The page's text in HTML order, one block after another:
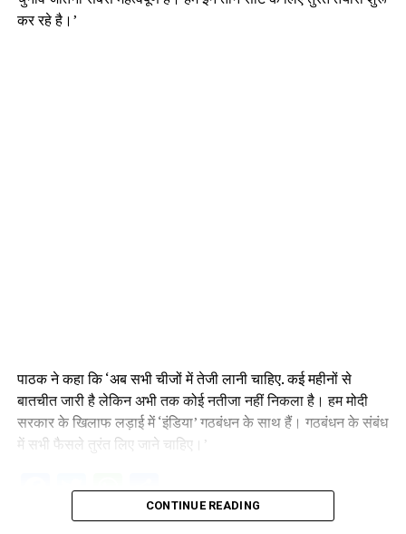
कर रहे है।’
पाठक ने कहा कि ‘अब सभी चीजों में तेजी लानी चाहिए. कई महीनों से
बातचीत जारी है लेकिन अभी तक कोई नतीजा नहीं निकला है। हम मोदी
सरकार के खिलाफ लड़ाई में ‘इंडिया’ गठबंधन के साथ हैं। गठबंधन के संबंध
में सभी फैसले तुरंत लिए जाने चाहिए।’
Facebook
Twitter
WhatsApp
Share
CONTINUE READING